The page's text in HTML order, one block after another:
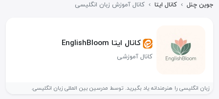
جوین چنل › کانال ایتا › کانال آموزش زبان انگلیسی
کانال ایتا EnglishBloom
کانال آموزشی
زبان انگلیسی را هنرمندانه یاد بگیرید. توسط مدرسین بین المللی زبان انگلیسی.